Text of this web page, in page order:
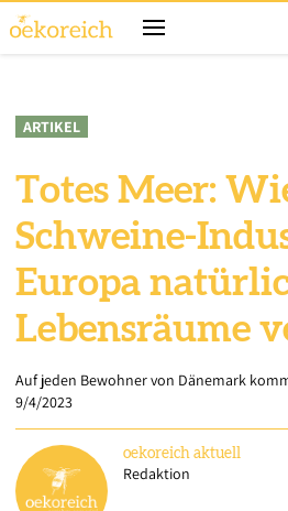
ARTIKEL
Totes Meer:
Schweine-
Europa
Lebensräume
Auf jeden Bewohner von Dänemark
9/4/2023
oekoreich aktuell
Redaktion